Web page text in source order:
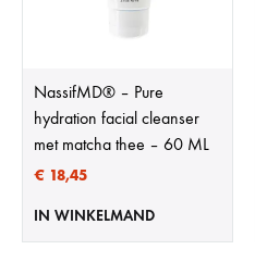
NassifMD®️ – Pure
hydration facial cleanser
met matcha thee – 60 ML
€ 18,45
IN WINKELMAND